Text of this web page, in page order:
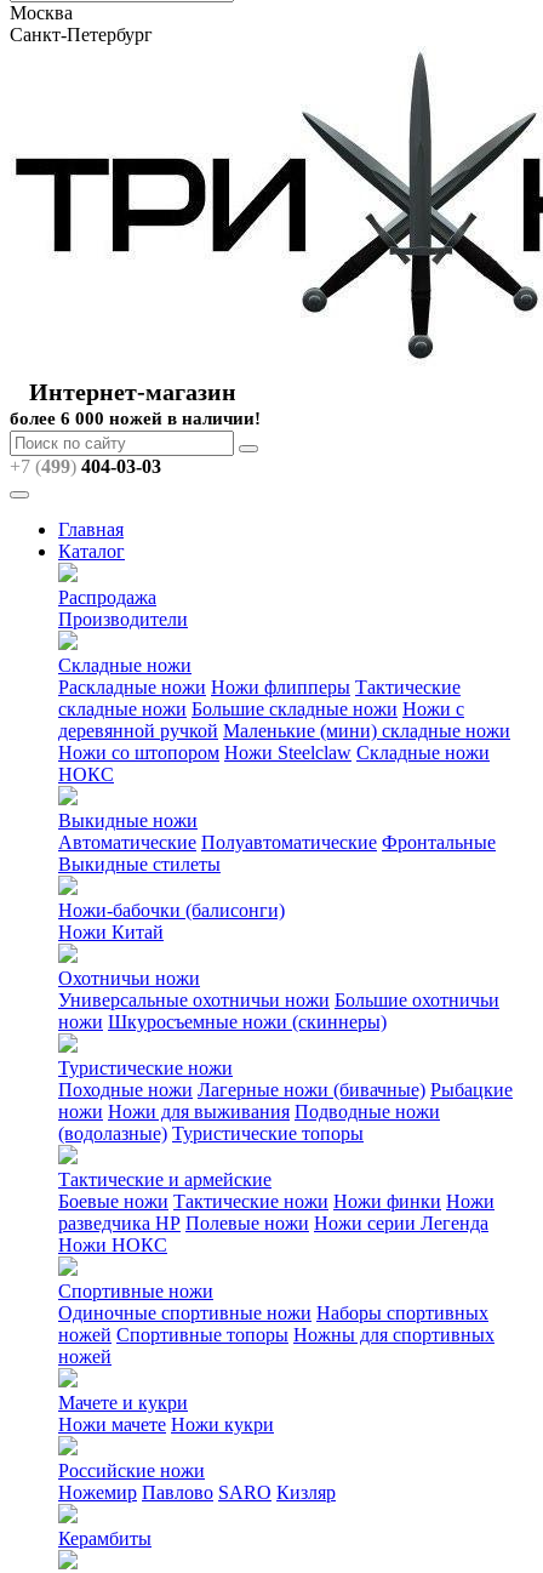
Москва
Санкт-Петербург
Интернет-магазин
более 6 000 ножей в наличии!
+7 (499) 404-03-03
Главная
Каталог
Распродажа
Производители
Складные ножи
Раскладные ножи Ножи флипперы Тактические
складные ножи Большие складные ножи Ножи с
деревянной ручкой Маленькие (мини) складные ножи
Ножи со штопором Ножи Steelclaw Складные ножи
НОКС
Выкидные ножи
Автоматические Полуавтоматические Фронтальные
Выкидные стилеты
Ножи-бабочки (балисонги)
Ножи Китай
Охотничьи ножи
Универсальные охотничьи ножи Большие охотничьи
ножи Шкуросъемные ножи (скиннеры)
Туристические ножи
Походные ножи Лагерные ножи (бивачные) Рыбацкие
ножи Ножи для выживания Подводные ножи
(водолазные) Туристические топоры
Тактические и армейские
Боевые ножи Тактические ножи Ножи финки Ножи
разведчика НР Полевые ножи Ножи серии Легенда
Ножи НОКС
Спортивные ножи
Одиночные спортивные ножи Наборы спортивных
ножей Спортивные топоры Ножны для спортивных
ножей
Мачете и кукри
Ножи мачете Ножи кукри
Российские ножи
Ножемир Павлово SARO Кизляр
Керамбиты